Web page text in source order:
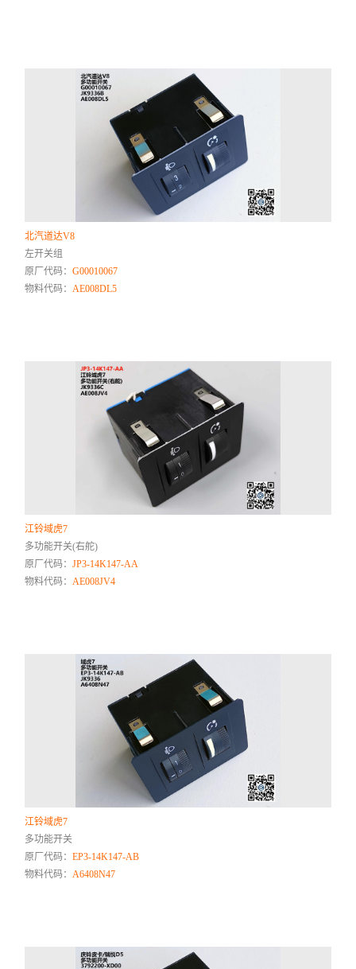
北汽道达V8
左开关组
原厂代码：G00010067
物料代码： AE008DL5
江铃域虎7
多功能开关(右舵)
原厂代码：JP3-14K147-AA
物料代码： AE008JV4
江铃域虎7
多功能开关
原厂代码：EP3-14K147-AB
物料代码： A6408N47